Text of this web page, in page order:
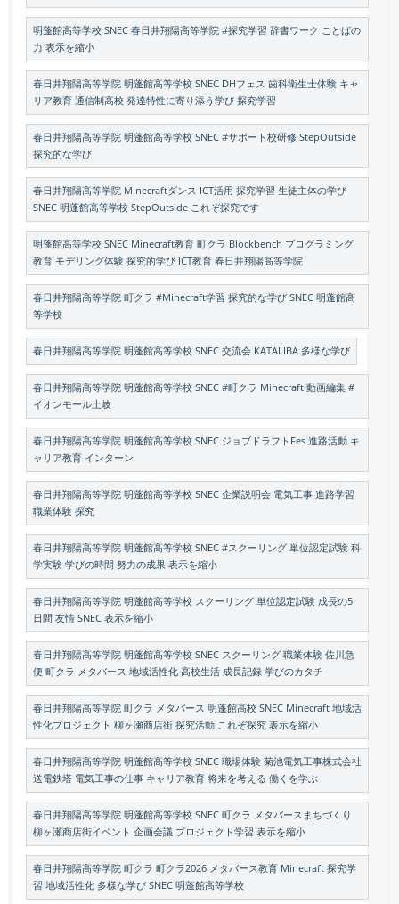
明蓬館高等学校 SNEC 春日井翔陽高等学院 #探究学習 辞書ワーク ことばの
力 表示を縮小
春日井翔陽高等学院 明蓬館高等学校 SNEC DHフェス 歯科衛生士体験 キャ
リア教育 通信制高校 発達特性に寄り添う学び 探究学習
春日井翔陽高等学院 明蓬館高等学校 SNEC #サポート校研修 StepOutside
探究的な学び
春日井翔陽高等学院 Minecraftダンス ICT活用 探究学習 生徒主体の学び
SNEC 明蓬館高等学校 StepOutside これぞ探究です
明蓬館高等学校 SNEC Minecraft教育 町クラ Blockbench プログラミング
教育 モデリング体験 探究的学び ICT教育 春日井翔陽高等学院
春日井翔陽高等学院 町クラ #Minecraft学習 探究的な学び SNEC 明蓬館高
等学校
春日井翔陽高等学院 明蓬館高等学校 SNEC 交流会 KATALIBA 多様な学び
春日井翔陽高等学院 明蓬館高等学校 SNEC #町クラ Minecraft 動画編集 #
イオンモール土岐
春日井翔陽高等学院 明蓬館高等学校 SNEC ジョブドラフトFes 進路活動 キ
ャリア教育 インターン
春日井翔陽高等学院 明蓬館高等学校 SNEC 企業説明会 電気工事 進路学習
職業体験 探究
春日井翔陽高等学院 明蓬館高等学校 SNEC #スクーリング 単位認定試験 科
学実験 学びの時間 努力の成果 表示を縮小
春日井翔陽高等学院 明蓬館高等学校 スクーリング 単位認定試験 成長の5
日間 友情 SNEC 表示を縮小
春日井翔陽高等学院 明蓬館高等学校 SNEC スクーリング 職業体験 佐川急
便 町クラ メタバース 地域活性化 高校生活 成長記録 学びのカタチ
春日井翔陽高等学院 町クラ メタバース 明蓬館高校 SNEC Minecraft 地域活
性化プロジェクト 柳ヶ瀬商店街 探究活動 これぞ探究 表示を縮小
春日井翔陽高等学院 明蓬館高等学校 SNEC 職場体験 菊池電気工事株式会社
送電鉄塔 電気工事の仕事 キャリア教育 将来を考える 働くを学ぶ
春日井翔陽高等学院 明蓬館高等学校 SNEC 町クラ メタバースまちづくり
柳ヶ瀬商店街イベント 企画会議 プロジェクト学習 表示を縮小
春日井翔陽高等学院 町クラ 町クラ2026 メタバース教育 Minecraft 探究学
習 地域活性化 多様な学び SNEC 明蓬館高等学校